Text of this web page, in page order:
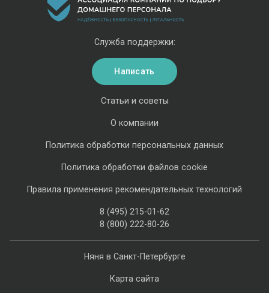
Няня в Санкт-Петербурге
Карта сайта
Статьи и советы
О компании
Политика обработки персональных данных
Политика обработки файлов cookie
Правила применения рекомендательных технологий
8 (495) 215-01-62
8 (800) 222-80-26
Служба поддержки:
Написать